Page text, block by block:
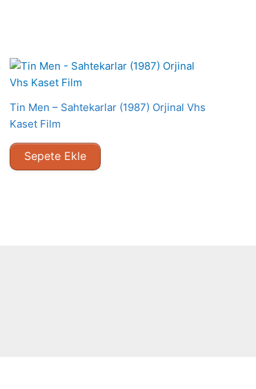
Tin Men – Sahtekarlar (1987) Orjinal Vhs
Kaset Film
Sepete Ekle